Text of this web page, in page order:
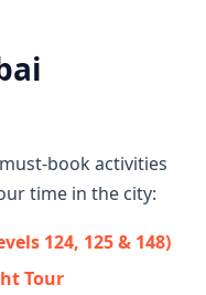
book activities
time in the city:
124, 125 & 148)
Tour